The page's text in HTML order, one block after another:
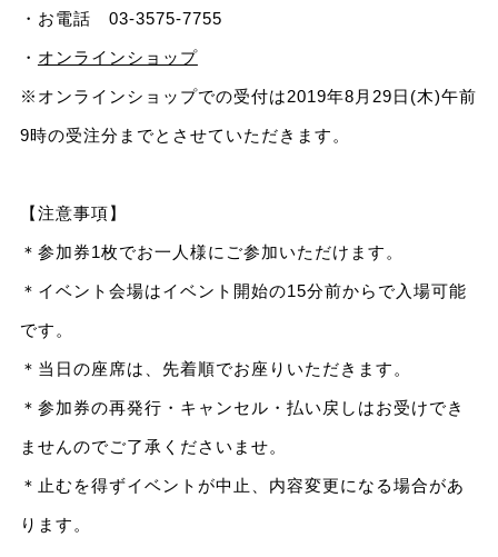
・お電話 03-3575-7755
・ オンラインショップ
※オンラインショップでの受付は2019年8月29日(木)午前
9時の受注分までとさせていただきます。
【注意事項】
＊参加券1枚でお一人様にご参加いただけます。
＊イベント会場はイベント開始の15分前からで入場可能
です。
＊当日の座席は、先着順でお座りいただきます。
＊参加券の再発行・キャンセル・払い戻しはお受けでき
ませんのでご了承くださいませ。
＊止むを得ずイベントが中止、内容変更になる場合があ
ります。